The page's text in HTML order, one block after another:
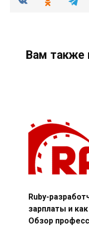
Вам также
Ruby-
зарплаты и
Обзор